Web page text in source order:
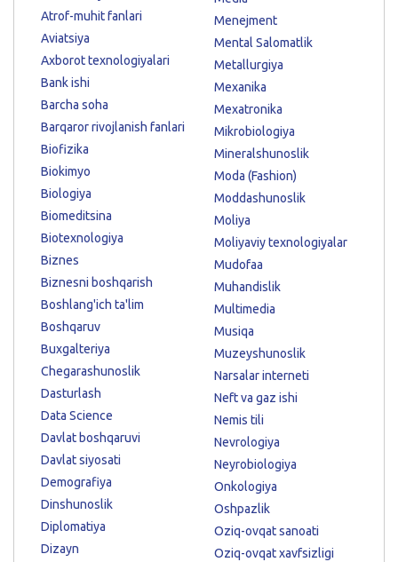
Atrof-muhit fanlari
Aviatsiya
Axborot texnologiyalari
Bank ishi
Barcha soha
Barqaror rivojlanish fanlari
Biofizika
Biokimyo
Biologiya
Biomeditsina
Biotexnologiya
Biznes
Biznesni boshqarish
Boshlang'ich ta'lim
Boshqaruv
Buxgalteriya
Chegarashunoslik
Dasturlash
Data Science
Davlat boshqaruvi
Davlat siyosati
Demografiya
Dinshunoslik
Diplomatiya
Dizayn
Menejment
Mental Salomatlik
Metallurgiya
Mexanika
Mexatronika
Mikrobiologiya
Mineralshunoslik
Moda (Fashion)
Moddashunoslik
Moliya
Moliyaviy texnologiyalar
Mudofaa
Muhandislik
Multimedia
Musiqa
Muzeyshunoslik
Narsalar interneti
Neft va gaz ishi
Nemis tili
Nevrologiya
Neyrobiologiya
Onkologiya
Oshpazlik
Oziq-ovqat sanoati
Oziq-ovqat xavfsizligi